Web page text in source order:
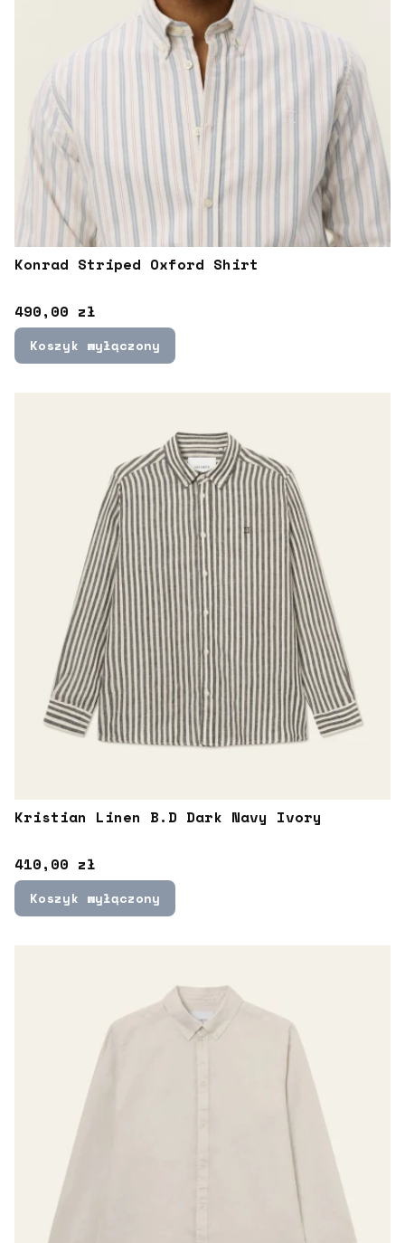
Konrad Striped Oxford Shirt
Cena
490,00 zł
Koszyk wyłączony
Kristian Linen B.D Dark Navy Ivory
Cena
410,00 zł
Koszyk wyłączony